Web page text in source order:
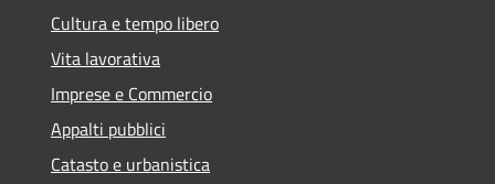
Cultura e tempo libero
Vita lavorativa
Imprese e Commercio
Appalti pubblici
Catasto e urbanistica